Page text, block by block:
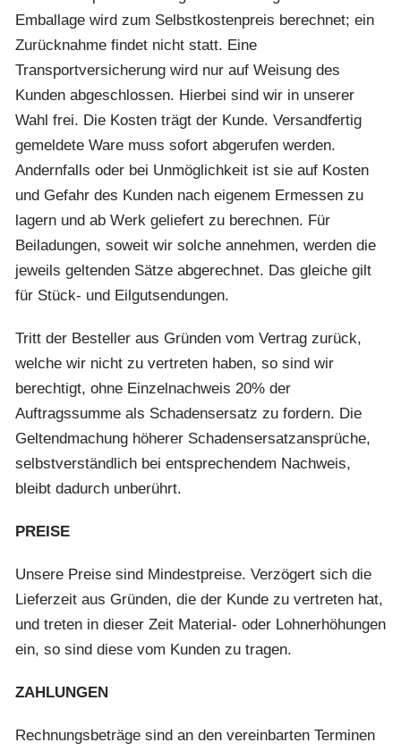
Emballage wird zum Selbstkostenpreis berechnet; ein
Zurücknahme findet nicht statt. Eine
Transportversicherung wird nur auf Weisung des
Kunden abgeschlossen. Hierbei sind wir in unserer
Wahl frei. Die Kosten trägt der Kunde. Versandfertig
gemeldete Ware muss sofort abgerufen werden.
Andernfalls oder bei Unmöglichkeit ist sie auf Kosten
und Gefahr des Kunden nach eigenem Ermessen zu
lagern und ab Werk geliefert zu berechnen. Für
Beiladungen, soweit wir solche annehmen, werden die
jeweils geltenden Sätze abgerechnet. Das gleiche gilt
für Stück- und Eilgutsendungen.
Tritt der Besteller aus Gründen vom Vertrag zurück,
welche wir nicht zu vertreten haben, so sind wir
berechtigt, ohne Einzelnachweis 20% der
Auftragssumme als Schadensersatz zu fordern. Die
Geltendmachung höherer Schadensersatzansprüche,
selbstverständlich bei entsprechendem Nachweis,
bleibt dadurch unberührt.
PREISE
Unsere Preise sind Mindestpreise. Verzögert sich die
Lieferzeit aus Gründen, die der Kunde zu vertreten hat,
und treten in dieser Zeit Material- oder Lohnerhöhungen
ein, so sind diese vom Kunden zu tragen.
ZAHLUNGEN
Rechnungsbeträge sind an den vereinbarten Terminen